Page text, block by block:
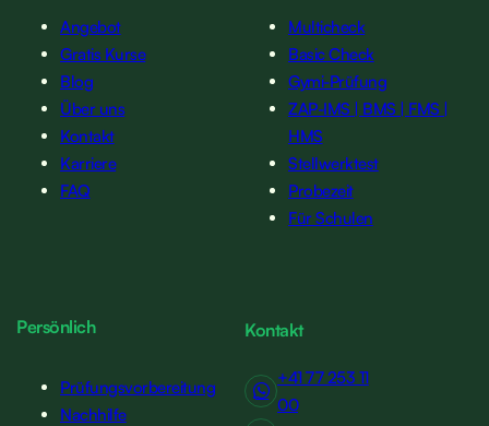
Multicheck
Basic Check
Gymi-Prüfung
ZAP-IMS | BMS | FMS |
HMS
Stellwerktest
Probezeit
Für Schulen
Angebot
Gratis Kurse
Blog
Über uns
Kontakt
Karriere
FAQ
Kontakt
+41 77 253 11
00
Persönlich
Prüfungsvorbereitung
Nachhilfe